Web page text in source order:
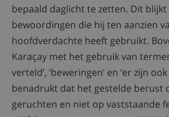
bepaald daglicht te zetten. Dit
bewoordingen die hij ten aanzien
hoofdverdachte heeft gebruikt.
Karaçay met het gebruik van
verteld’, ‘beweringen’ en ‘er zijn
benadrukt dat het gestelde berust
geruchten en niet op vaststaande